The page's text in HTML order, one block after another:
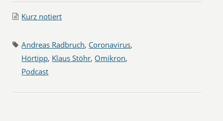
Kurz notiert
Andreas Radbruch, Coronavirus,
Hörtipp, Klaus Stöhr, Omikron,
Podcast